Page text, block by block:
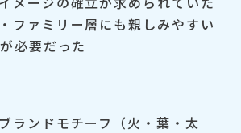
ファミリー層にも親しみやすい
必要だった
ランドモチーフ（火・葉・太